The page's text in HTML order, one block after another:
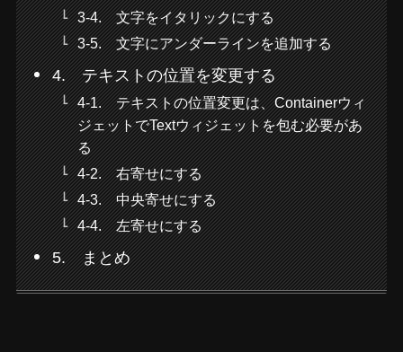
3-4. 文字をイタリックにする
3-5. 文字にアンダーラインを追加する
4. テキストの位置を変更する
4-1. テキストの位置変更は、Containerウィ
ジェットでTextウィジェットを包む必要があ
る
4-2. 右寄せにする
4-3. 中央寄せにする
4-4. 左寄せにする
5. まとめ